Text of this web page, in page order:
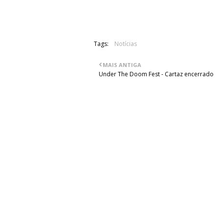
Tags: Notícias
MAIS ANTIGA
Under The Doom Fest - Cartaz encerrado